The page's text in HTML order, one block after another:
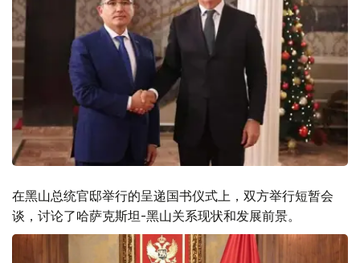
在黑山总统官邸举行的呈递国书仪式上，双方举行短暂会
谈，讨论了哈萨克斯坦-黑山关系现状和发展前景。